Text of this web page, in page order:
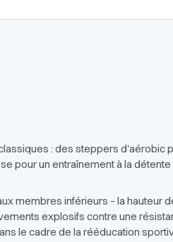
: des steppers d'aérobic
pour un entraînement à la
membres inférieurs – la hauteur
explosifs contre une
le cadre de la rééducation